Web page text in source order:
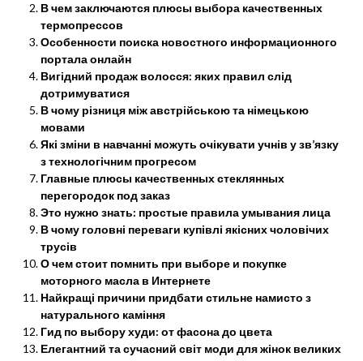
В чем заключаются плюсы выбора качественных
термопрессов
Особенности поиска новостного информационного
портала онлайн
Вигідний продаж волосся: яких правил слід
дотримуватися
В чому різниця між австрійською та німецькою
мовами
Які зміни в навчанні можуть очікувати учнів у зв’язку
з технологічним прогресом
Главные плюсы качественных стеклянных
перегородок под заказ
Это нужно знать: простые правила умывания лица
В чому головні переваги купівлі якісних чоловічих
трусів
О чем стоит помнить при выборе и покупке
моторного масла в Интернете
Найкращі причини придбати стильне намисто з
натурального каміння
Гид по выбору худи: от фасона до цвета
Елегантний та сучасний світ моди для жінок великих